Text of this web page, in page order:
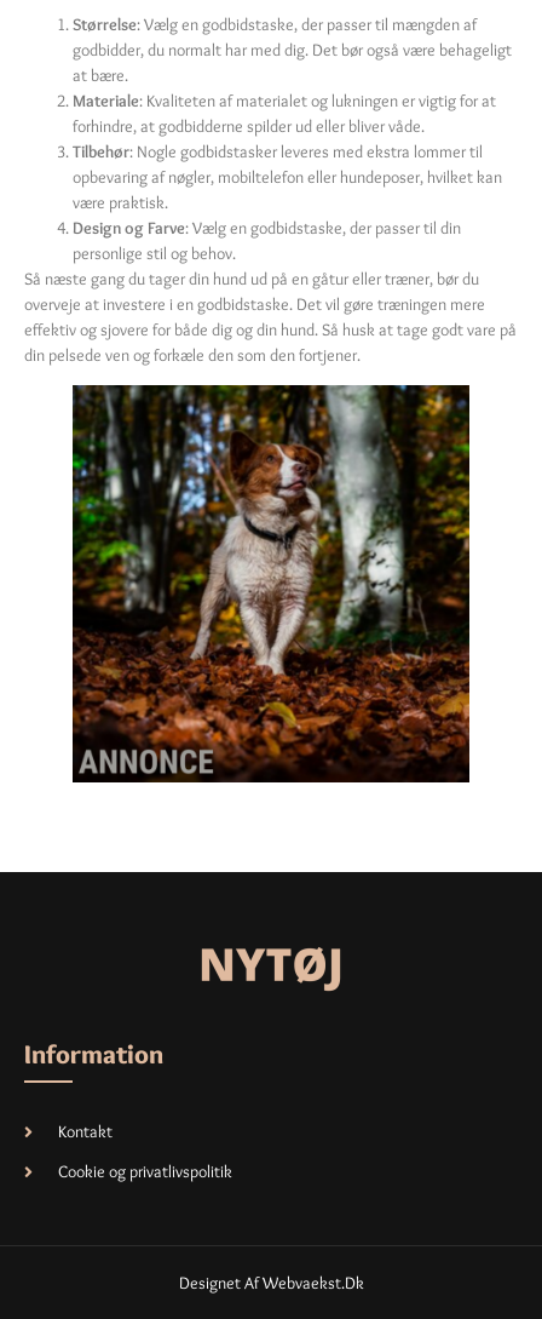
Størrelse: Vælg en godbidstaske, der passer til mængden af
godbidder, du normalt har med dig. Det bør også være behageligt
at bære.
Materiale: Kvaliteten af materialet og lukningen er vigtig for at
forhindre, at godbidderne spilder ud eller bliver våde.
Tilbehør: Nogle godbidstasker leveres med ekstra lommer til
opbevaring af nøgler, mobiltelefon eller hundeposer, hvilket kan
være praktisk.
Design og Farve: Vælg en godbidstaske, der passer til din
personlige stil og behov.
Så næste gang du tager din hund ud på en gåtur eller træner, bør du
overveje at investere i en godbidstaske. Det vil gøre træningen mere
effektiv og sjovere for både dig og din hund. Så husk at tage godt vare på
din pelsede ven og forkæle den som den fortjener.
Information
Kontakt
Cookie og privatlivspolitik
Designet Af Webvaekst.dk